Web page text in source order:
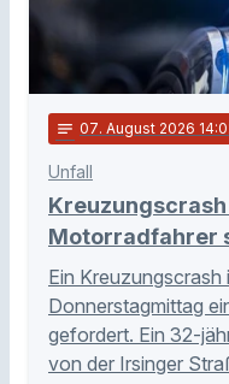
notes 07. August 2026
Unfall
Motorradfahrer
Ein Kreuzungscrash
Donnerstagmittag
gefordert. Ein 32-
von der Irsinger